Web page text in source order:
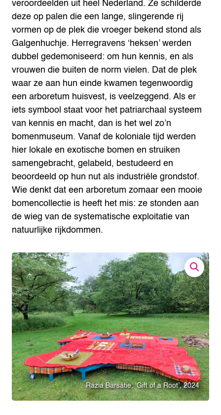
veroordeelden uit heel Nederland. Ze schilderde
deze op palen die een lange, slingerende rij
vormen op de plek die vroeger bekend stond als
Galgenhuchje. Herregravens ‘heksen’ werden
dubbel gedemoniseerd: om hun kennis, en als
vrouwen die buiten de norm vielen. Dat de plek
waar ze aan hun einde kwamen tegenwoordig
een arboretum huisvest, is veelzeggend. Als er
iets symbool staat voor het patriarchaal systeem
van kennis en macht, dan is het wel zo’n
bomenmuseum. Vanaf de koloniale tijd werden
hier lokale en exotische bomen en struiken
samengebracht, gelabeld, bestudeerd en
beoordeeld op hun nut als industriële grondstof.
Wie denkt dat een arboretum zomaar een mooie
bomencollectie is heeft het mis: ze stonden aan
de wieg van de systematische exploitatie van
natuurlijke rijkdommen.
Razia Barsatie, ‘Gift of a Root’, 2024